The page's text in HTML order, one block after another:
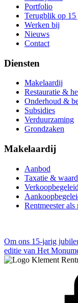
Portfolio
Terugblik op 15
Werken bij
Nieuws
Contact
Diensten
Makelaardij
Restauratie &
Onderhoud &
Subsidies
Verduurzaming
Grondzaken
Makelaardij
Aanbod
Taxatie &
Rentmeester als
Om ons 15-jarig
editie van Het